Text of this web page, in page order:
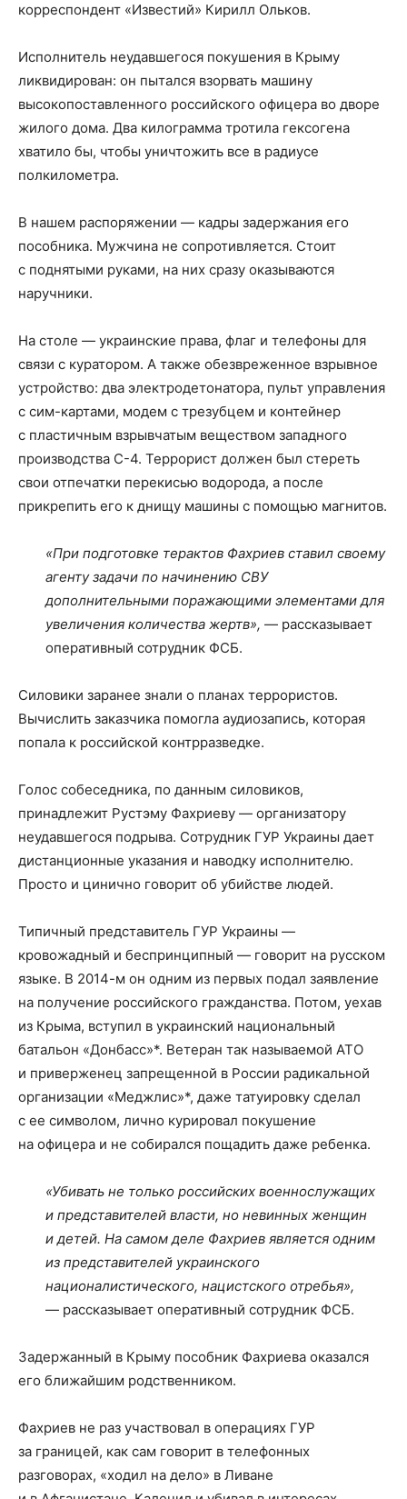
корреспондент «Известий» Кирилл Ольков.
Исполнитель неудавшегося покушения в Крыму
ликвидирован: он пытался взорвать машину
высокопоставленного российского офицера во дворе
жилого дома. Два килограмма тротила гексогена
хватило бы, чтобы уничтожить все в радиусе
полкилометра.
В нашем распоряжении — кадры задержания его
пособника. Мужчина не сопротивляется. Стоит
с поднятыми руками, на них сразу оказываются
наручники.
На столе — украинские права, флаг и телефоны для
связи с куратором. А также обезвреженное взрывное
устройство: два электродетонатора, пульт управления
с сим-картами, модем с трезубцем и контейнер
с пластичным взрывчатым веществом западного
производства С-4. Террорист должен был стереть
свои отпечатки перекисью водорода, а после
прикрепить его к днищу машины с помощью магнитов.
«При подготовке терактов Фахриев ставил своему
агенту задачи по начинению СВУ
дополнительными поражающими элементами для
увеличения количества жертв», — рассказывает
оперативный сотрудник ФСБ.
Силовики заранее знали о планах террористов.
Вычислить заказчика помогла аудиозапись, которая
попала к российской контрразведке.
Голос собеседника, по данным силовиков,
принадлежит Рустэму Фахриеву — организатору
неудавшегося подрыва. Сотрудник ГУР Украины дает
дистанционные указания и наводку исполнителю.
Просто и цинично говорит об убийстве людей.
Типичный представитель ГУР Украины —
кровожадный и беспринципный — говорит на русском
языке. В 2014-м он одним из первых подал заявление
на получение российского гражданства. Потом, уехав
из Крыма, вступил в украинский национальный
батальон «Донбасс»*. Ветеран так называемой АТО
и приверженец запрещенной в России радикальной
организации «Меджлис»*, даже татуировку сделал
с ее символом, лично курировал покушение
на офицера и не собирался пощадить даже ребенка.
«Убивать не только российских военнослужащих
и представителей власти, но невинных женщин
и детей. На самом деле Фахриев является одним
из представителей украинского
националистического, нацистского отребья»,
— рассказывает оперативный сотрудник ФСБ.
Задержанный в Крыму пособник Фахриева оказался
его ближайшим родственником.
Фахриев не раз участвовал в операциях ГУР
за границей, как сам говорит в телефонных
разговорах, «ходил на дело» в Ливане